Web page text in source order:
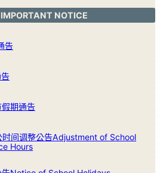
NOTICE
告
期通告
时间调整公告Adjustment of School
Hours